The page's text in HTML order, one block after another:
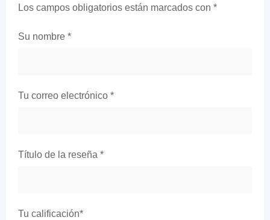
Los campos obligatorios están marcados con *
Su nombre *
Tu correo electrónico *
Título de la reseña *
Tu calificación*